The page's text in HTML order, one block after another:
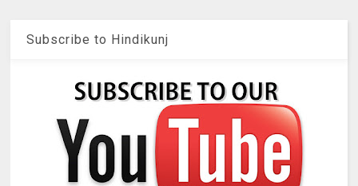
Subscribe to Hindikunj